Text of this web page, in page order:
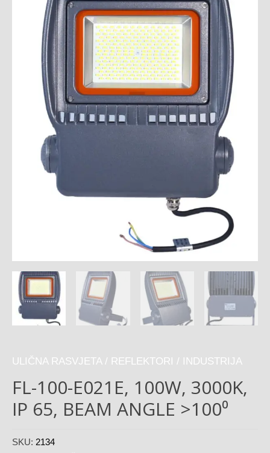
ULIČNA RASVJETA / REFLEKTORI / INDUSTRIJA
FL-100-E021E, 100W, 3000K,
IP 65, BEAM ANGLE >100⁰
SKU: 2134